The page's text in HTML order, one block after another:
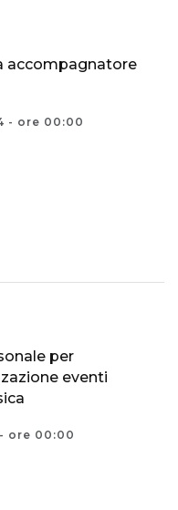
accompagnatore
- ore 00:00
per
eventi
ore 00:00